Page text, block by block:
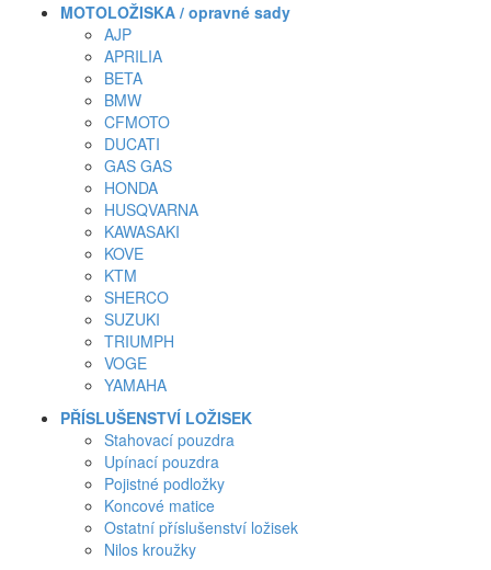
MOTOLOŽISKA / opravné sady
AJP
APRILIA
BETA
BMW
CFMOTO
DUCATI
GAS GAS
HONDA
HUSQVARNA
KAWASAKI
KOVE
KTM
SHERCO
SUZUKI
TRIUMPH
VOGE
YAMAHA
PŘÍSLUŠENSTVÍ LOŽISEK
Stahovací pouzdra
Upínací pouzdra
Pojistné podložky
Koncové matice
Ostatní příslušenství ložisek
Nilos kroužky